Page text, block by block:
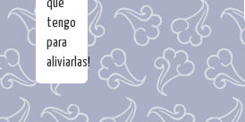
que
tengo
para
aliviarlas!